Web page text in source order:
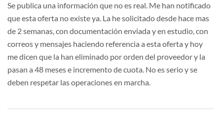
Se publica una información que no es real. Me han notificado
que esta oferta no existe ya. La he solicitado desde hace mas
de 2 semanas, con documentación enviada y en estudio, con
correos y mensajes haciendo referencia a esta oferta y hoy
me dicen que la han eliminado por orden del proveedor y la
pasan a 48 meses e incremento de cuota. No es serio y se
deben respetar las operaciones en marcha.